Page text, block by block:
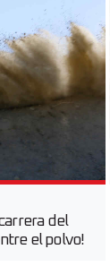
del
el polvo!